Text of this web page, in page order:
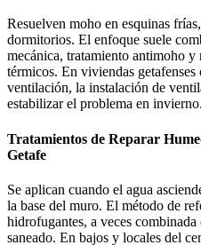
Resuelven moho en esquinas
dormitorios. El enfoque suele
mecánica, tratamiento antimoho
térmicos. En viviendas
ventilación, la instalación de
estabilizar el problema en invierno.
Tratamientos de Reparar
Getafe
Se aplican cuando el agua
la base del muro. El método de
hidrofugantes, a veces
saneado. En bajos y locales del